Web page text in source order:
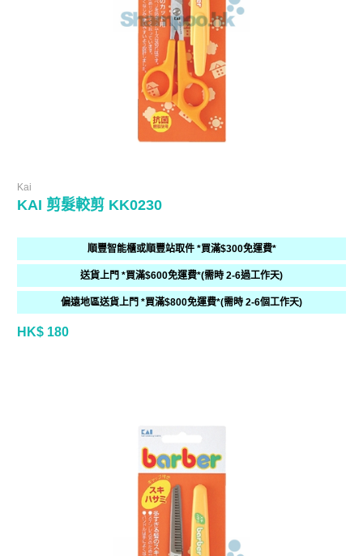
Kai
KAI 剪髮較剪 KK0230
順豐智能櫃或順豐站取件 *買滿$300免運費*
送貨上門 *買滿$600免運費*(需時 2-6過工作天)
偏遠地區送貨上門 *買滿$800免運費*(需時 2-6個工作天)
HK$ 180